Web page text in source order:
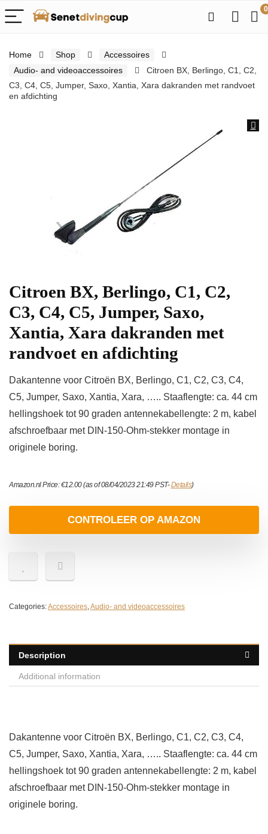
0
Home Shop
Accessoires
Audio- and videoaccessoires
Citroen BX, Berlingo, C1, C2,
C3, C4, C5, Jumper, Saxo, Xantia, Xara dakranden met randvoet
en afdichting
Citroen BX, Berlingo, C1, C2,
C3, C4, C5, Jumper, Saxo,
Xantia, Xara dakranden met
randvoet en afdichting
Dakantenne voor Citroën BX, Berlingo, C1, C2, C3, C4,
C5, Jumper, Saxo, Xantia, Xara, ….. Staaflengte: ca. 44 cm
hellingshoek tot 90 graden antennekabellengte: 2 m, kabel
afschroefbaar met DIN-150-Ohm-stekker montage in
originele boring.
Amazon.nl Price:€12.00(as of 08/04/2023 21:49 PST-Details)
CONTROLEER OP AMAZON
Categories:Accessoires,Audio- and videoaccessoires
Description
Additional information
Dakantenne voor Citroën BX, Berlingo, C1, C2, C3, C4,
C5, Jumper, Saxo, Xantia, Xara, ….. Staaflengte: ca. 44 cm
hellingshoek tot 90 graden antennekabellengte: 2 m, kabel
afschroefbaar met DIN-150-Ohm-stekker montage in
originele boring.